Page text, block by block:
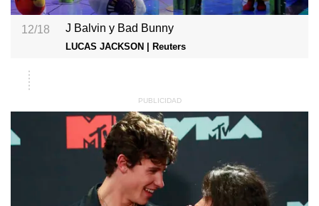
12/18 J Balvin y Bad Bunny
LUCAS JACKSON | Reuters